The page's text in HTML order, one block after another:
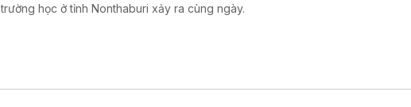
trường học ở tỉnh Nonthaburi xảy ra cùng ngày.